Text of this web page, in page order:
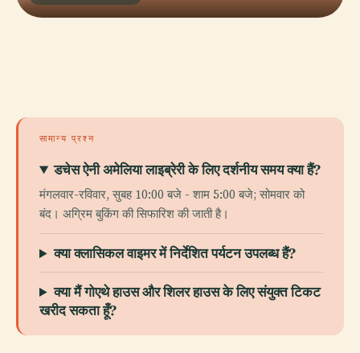
सामान्य प्रश्न
डचेस ऐनी अमेलिया लाइब्रेरी के लिए दर्शनीय समय क्या हैं?
मंगलवार-रविवार, सुबह 10:00 बजे - शाम 5:00 बजे; सोमवार को
बंद। अग्रिम बुकिंग की सिफारिश की जाती है।
क्या क्लासिकल वाइमर में निर्देशित पर्यटन उपलब्ध हैं?
क्या मैं गोएथे हाउस और शिलर हाउस के लिए संयुक्त टिकट
खरीद सकता हूँ?